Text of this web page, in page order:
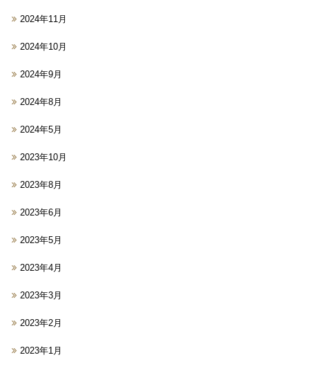
2024年11月
2024年10月
2024年9月
2024年8月
2024年5月
2023年10月
2023年8月
2023年6月
2023年5月
2023年4月
2023年3月
2023年2月
2023年1月